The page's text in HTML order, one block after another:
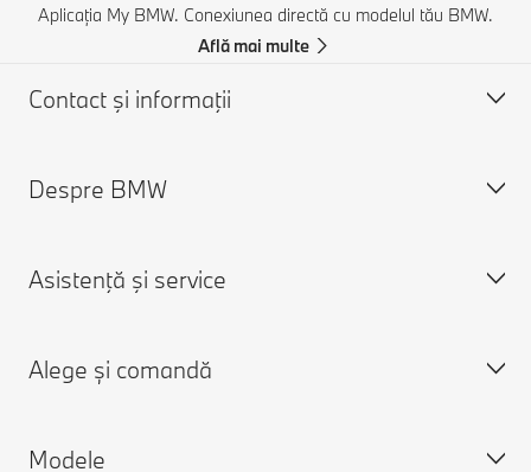
Aplicația My BMW. Conexiunea directă cu modelul tău BMW.
Află mai multe
Contact şi informaţii
Asistență și Contact
Caută un partener BMW
Cere o ofertă
Despre BMW
Despre noi
Despre BMW Group
Asistenţă şi service
Programare în service
Connected Drive
Alege și comandă
Modele BMW
Modele